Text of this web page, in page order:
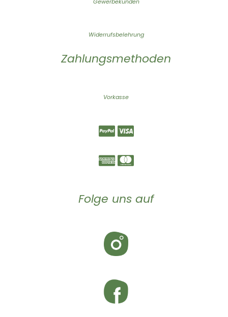
Gewerbekunden
Widerrufsbelehrung
Zahlungsmethoden
Vorkasse
Folge uns auf